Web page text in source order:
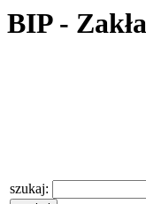
BIP -
szukaj: